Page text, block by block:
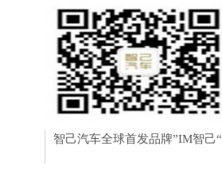
智己汽车全球首发品牌”IM智己“